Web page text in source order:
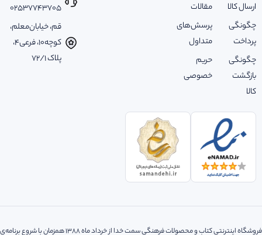
ارسال کالا
چگونگی
پرداخت
چگونگی
بازگشت
کالا
مقالات
پرسش‌های
متداول
حریم
خصوصی
02537743705
قم، خیابان‌معلم،
کوچه‌10، فرعی‌4،
پلاک ‌72/1
فروشگاه اینترنتی کتاب و محصولات فرهنگی سمت خدا از خرداد ماه 1388 همزمان با شروع برنامه‌ی